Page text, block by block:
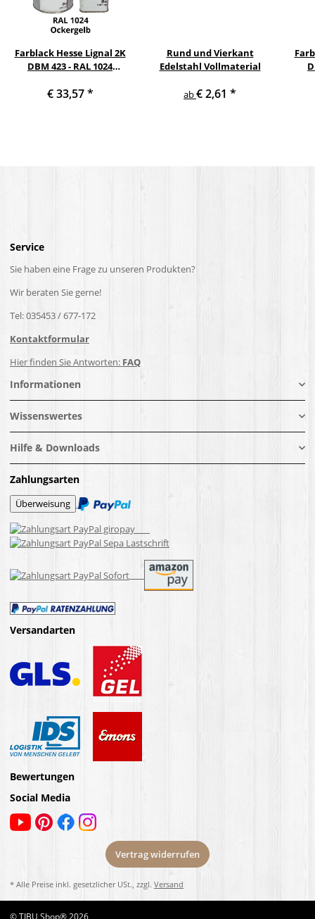
Farblack Hesse Lignal 2K
DBM 423 - RAL 1024
€ 33,57*
Rund und Vierkant
Edelstahl Vollmaterial
ab€ 2,61 *
Service
Sie haben eine Frage zu unseren Produkten?
Wir beraten Sie gerne!
Tel: 035453 / 677-172
Kontaktformular
Hier finden Sie Antworten: FAQ
Informationen
Wissenswertes
Hilfe & Downloads
Zahlungsarten
Versandarten
Bewertungen
Social Media
Vertrag widerrufen
* Alle Preise inkl. gesetzlicher USt., zzgl. Versand